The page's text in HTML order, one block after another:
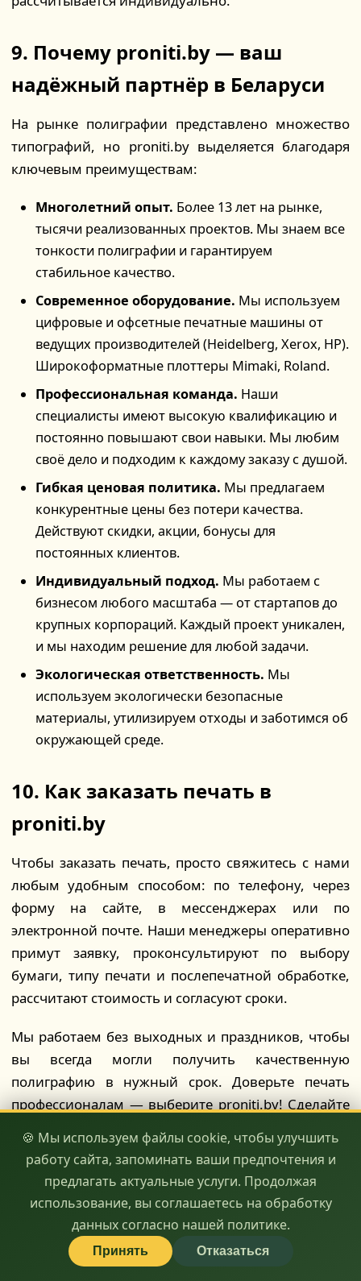
9. Почему proniti.by — ваш
надёжный партнёр в Беларуси
На рынке полиграфии представлено множество
типографий, но proniti.by выделяется благодаря
ключевым преимуществам:
Многолетний опыт. Более 13 лет на рынке,
тысячи реализованных проектов. Мы знаем все
тонкости полиграфии и гарантируем
стабильное качество.
Современное оборудование. Мы используем
цифровые и офсетные печатные машины от
ведущих производителей (Heidelberg, Xerox, HP).
Широкоформатные плоттеры Mimaki, Roland.
Профессиональная команда. Наши
специалисты имеют высокую квалификацию и
постоянно повышают свои навыки. Мы любим
своё дело и подходим к каждому заказу с душой.
Гибкая ценовая политика. Мы предлагаем
конкурентные цены без потери качества.
Действуют скидки, акции, бонусы для
постоянных клиентов.
Индивидуальный подход. Мы работаем с
бизнесом любого масштаба — от стартапов до
крупных корпораций. Каждый проект уникален,
и мы находим решение для любой задачи.
Экологическая ответственность. Мы
используем экологически безопасные
материалы, утилизируем отходы и заботимся об
окружающей среде.
10. Как заказать печать в
proniti.by
Чтобы заказать печать, просто свяжитесь с нами
любым удобным способом: по телефону, через
форму на сайте, в мессенджерах или по
электронной почте. Наши менеджеры оперативно
примут заявку, проконсультируют по выбору
бумаги, типу печати и послепечатной обработке,
рассчитают стоимость и согласуют сроки.
Мы работаем без выходных и праздников, чтобы
вы всегда могли получить качественную
полиграфию в нужный срок. Доверьте печать
профессионалам — выберите proniti.by! Сделайте
нами. Ваша реклама — наше вдохновение!
🖨️ качество ⏱️ скорость 💰 доступность
🍪 Мы используем файлы cookie, чтобы улучшить
работу сайта, запоминать ваши предпочтения и
предлагать актуальные услуги. Продолжая
использование, вы соглашаетесь на обработку
данных согласно нашей политике.
Принять Отказаться